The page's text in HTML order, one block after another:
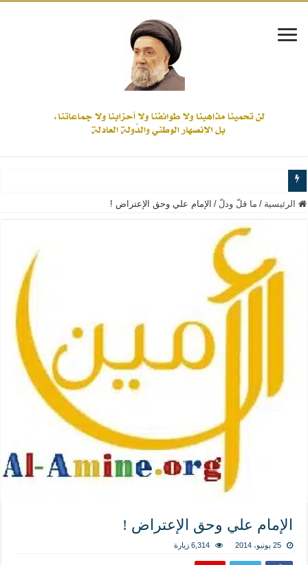
www.alamine.net
مواقف وآراء العلاّمة السيد علي الأمين من الأحداث والقضايا - اضغط للاطلاع
إذا كان التسنن هو الإيمان بسنة رسول الله ( صلى الله عليه وآله) فكلّ
علاقات المذاهب والأديان لا يجوز أن تكون على حساب الأوطان
لن تحمينا مذاهبنا ولا طوائفنا ولا أحزابنا ولا جماعاتنا، بل الإنصهار الوطني والدولة
المذاهب ليست قدرًا لا يمكن تجاوزه
ليست المنفعة تأتي من إسلامية النّظام كما لا تأتي المضرة من مسيحية النظام
المتهاون بوطنه متهاون بدينه حتماً
نسج العلاقة مع الآخر تكون من خلال منظومة القيم و المبادئ الانسانية التي تجعل
الرئيسية / ما قلّ ودلّ / الإمام علي وحق الإعتراض !
الإمام علي وحق الإعتراض !
25 يونيو، 2014 6,314 زيارة